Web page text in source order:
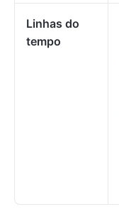
Linhas do
tempo